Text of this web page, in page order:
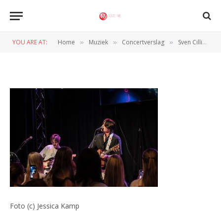
YOU ARE AT: Home » Muziek » Concertverslag » Sven Cilliers overwint Nederland beetje bij beetje, ook in Enschede
JKAM-20250403-0001-235-
Foto (c) Jessica Kamp